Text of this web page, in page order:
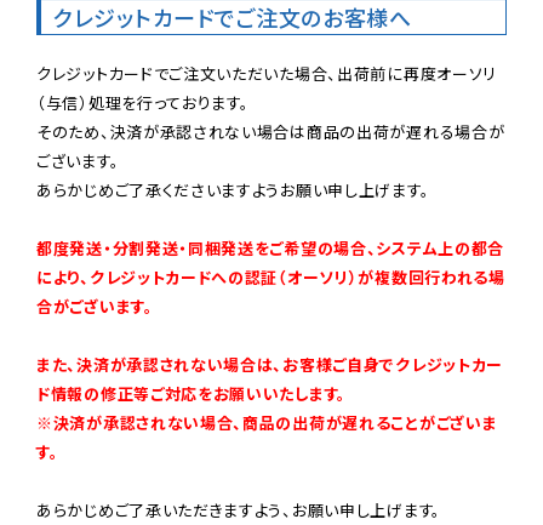
クレジットカードでご注文のお客様へ
クレジットカードでご注文いただいた場合、出荷前に再度オーソリ
（与信）処理を行っております。
そのため、決済が承認されない場合は商品の出荷が遅れる場合が
ございます。
あらかじめご了承くださいますようお願い申し上げます。
都度発送・分割発送・同梱発送をご希望の場合、システム上の都合
により、クレジットカードへの認証（オーソリ）が複数回行われる場
合がございます。
また、決済が承認されない場合は、お客様ご自身でクレジットカー
ド情報の修正等ご対応をお願いいたします。
※決済が承認されない場合、商品の出荷が遅れることがございま
す。
あらかじめご了承いただきますよう、お願い申し上げます。